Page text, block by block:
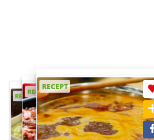
RECEPT
RECEPT
RECEPT
RECEPT
RECEPT